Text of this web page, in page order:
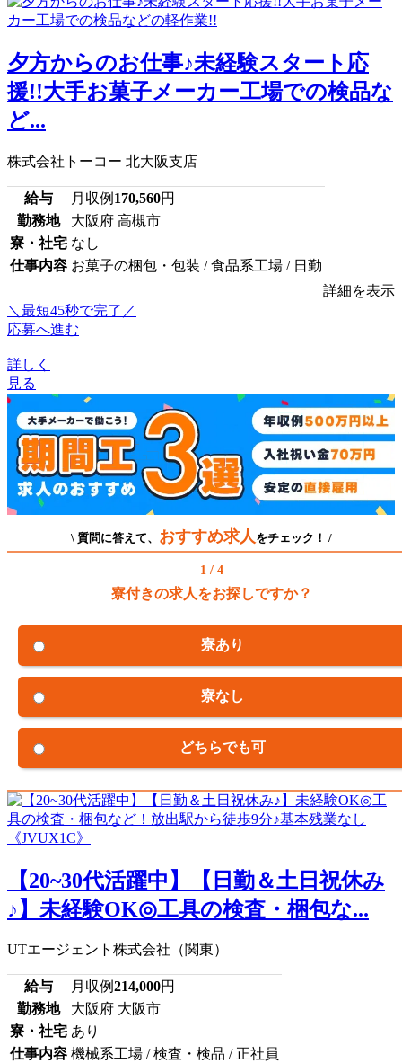
夕方からのお仕事♪未経験スタート応
援!!大手お菓子メーカー工場での検品な
ど...
株式会社トーコー 北大阪支店
給与 月収例 170,560円
勤務地
大阪府 高槻市
寮・社宅 なし
仕事内容 お菓子の梱包・包装 / 食品系工場 / 日勤
詳細を表示
＼最短45秒で完了／
応募へ進む
詳しく
見る
\ 質問に答えて、 おすすめ求人 をチェック！ /
1 / 4
寮付きの求人をお探しですか？
寮あり
寮なし
どちらでも可
【20~30代活躍中】【日勤＆土日祝休み
♪】未経験OK◎工具の検査・梱包な...
UTエージェント株式会社（関東）
給与 月収例214,000円
勤務地
大阪府 大阪市
寮・社宅 あり
仕事内容 機械系工場 / 検査・検品 / 正社員